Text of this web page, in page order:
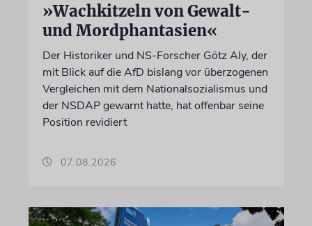
»Wachkitzeln von Gewalt-
und Mordphantasien«
Der Historiker und NS-Forscher Götz Aly, der
mit Blick auf die AfD bislang vor überzogenen
Vergleichen mit dem Nationalsozialismus und
der NSDAP gewarnt hatte, hat offenbar seine
Position revidiert
07.08.2026